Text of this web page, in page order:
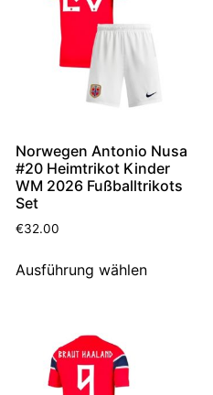
Norwegen Antonio Nusa
#20 Heimtrikot Kinder
WM 2026 Fußballtrikots
Set
€32.00
Ausführung wählen